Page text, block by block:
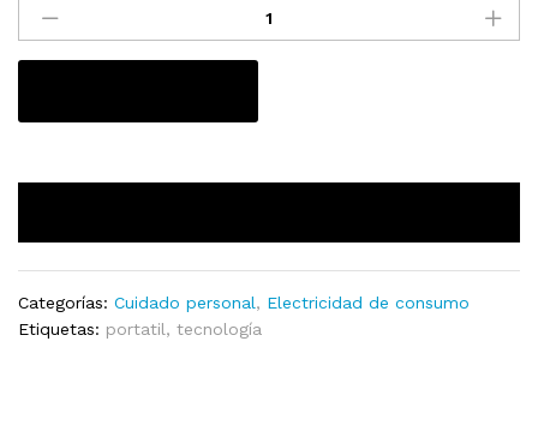
para
Cuerpo
Rostro
Categorías: Cuidado personal, Electricidad de consumo
Etiquetas: portatil, tecnología